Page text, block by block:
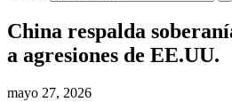
China respalda
a agresiones de EE.UU.
mayo 27, 2026